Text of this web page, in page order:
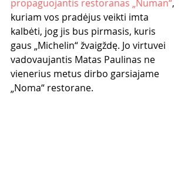
propaguojantis restoranas „Numan“,
kuriam vos pradėjus veikti imta
kalbėti, jog jis bus pirmasis, kuris
gaus „Michelin“ žvaigždę. Jo virtuvei
vadovaujantis Matas Paulinas ne
vienerius metus dirbo garsiajame
„Noma“ restorane.